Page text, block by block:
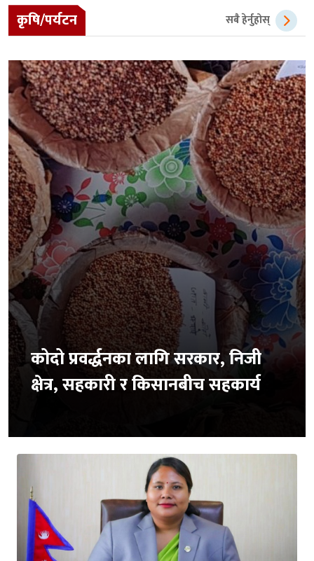
कृषि/पर्यटन सबै हेर्नुहोस्
कोदो प्रवर्द्धनका लागि सरकार, निजी
क्षेत्र, सहकारी र किसानबीच सहकार्य